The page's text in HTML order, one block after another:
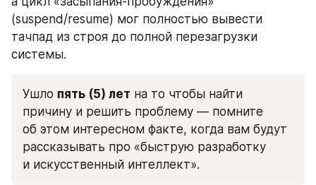
(suspend/resume) мог полностью вывести
тачпад из строя до полной перезагрузки
системы.
Ушло пять (5) лет на то чтобы найти
причину и решить проблему — помните
об этом интересном факте, когда вам будут
рассказывать про «быструю разработку
и искусственный интеллект».